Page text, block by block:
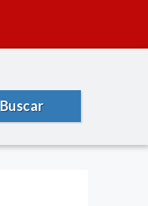
Buscar